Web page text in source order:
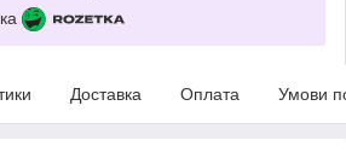
Доставка Оплата Умови